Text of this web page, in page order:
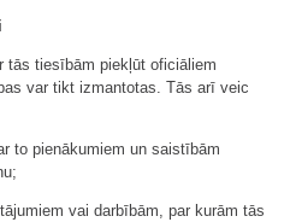
tās tiesībām piekļūt oficiāliem
var tikt izmantotas. Tās arī veic
to pienākumiem un saistībām
vai darbībām, par kurām tās